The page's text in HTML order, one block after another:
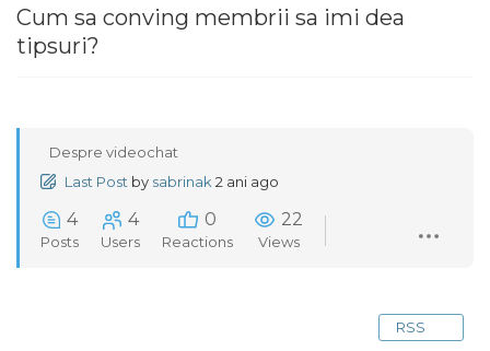
Cum sa conving membrii sa imi dea
tipsuri?
Despre videochat
Last Post by sabrinak 2 ani ago
4
Posts
4
Users
0
Reactions
22
Views
RSS